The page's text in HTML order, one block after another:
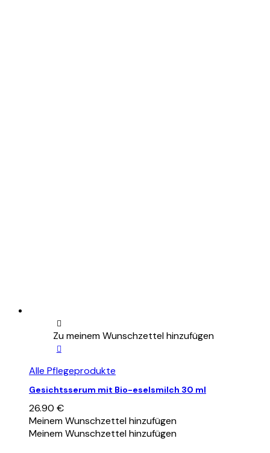
Zu meinem Wunschzettel hinzufügen
Alle Pflegeprodukte
Gesichtsserum mit Bio-eselsmilch 30 ml
26.90 €
Meinem Wunschzettel hinzufügen
Meinem Wunschzettel hinzufügen